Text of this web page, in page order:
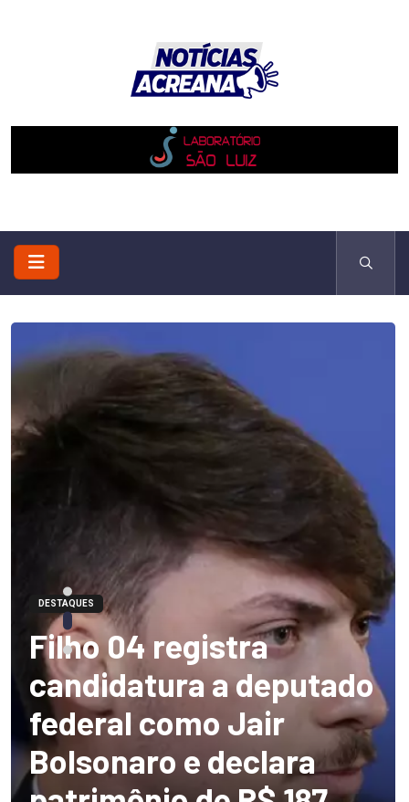
DESTAQUES
Filho 04 registra
candidatura a deputado
federal como Jair
Bolsonaro e declara